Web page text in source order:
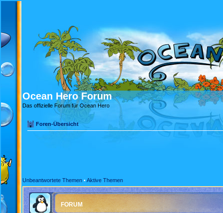
Ocean Hero Forum
Das offizielle Forum für Ocean Hero
Foren-Übersicht
Unbeantwortete Themen •Aktive Themen
FORUM